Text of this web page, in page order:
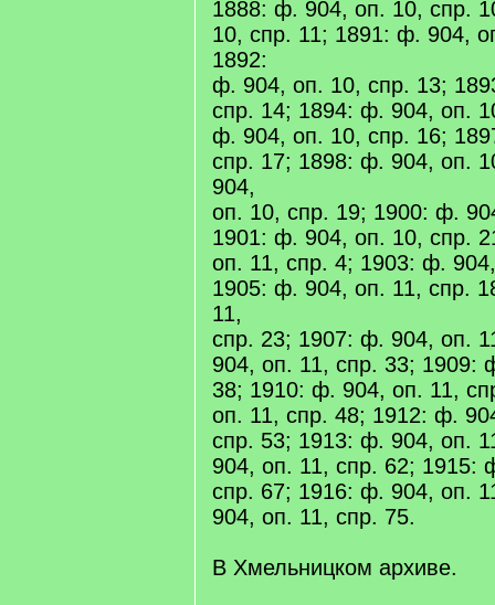
1888: ф. 904, оп. 10, спр.
10, спр. 11; 1891: ф. 904,
1892:
ф. 904, оп. 10, спр. 13;
спр. 14; 1894: ф. 904, оп.
ф. 904, оп. 10, спр. 16;
спр. 17; 1898: ф. 904, оп.
904,
оп. 10, спр. 19; 1900: ф.
1901: ф. 904, оп. 10, спр.
оп. 11, спр. 4; 1903: ф.
1905: ф. 904, оп. 11, спр.
11,
спр. 23; 1907: ф. 904, оп.
904, оп. 11, спр. 33; 1909:
38; 1910: ф. 904, оп. 11,
оп. 11, спр. 48; 1912: ф.
спр. 53; 1913: ф. 904, оп.
904, оп. 11, спр. 62; 1915:
спр. 67; 1916: ф. 904, оп.
904, оп. 11, спр. 75.
В Хмельницком архиве.